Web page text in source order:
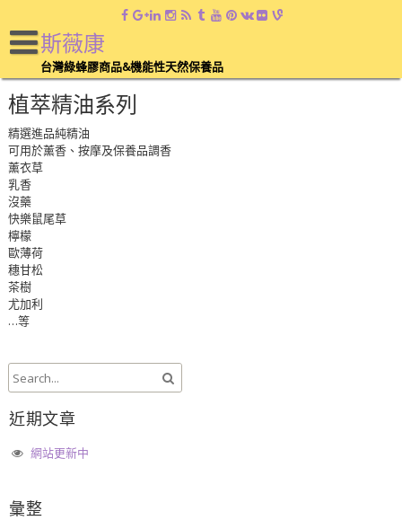
斯薇康
台灣綠蜂膠商品&機能性天然保養品
植萃精油系列
精選進品純精油
可用於薰香、按摩及保養品調香
薰衣草
乳香
沒藥
快樂鼠尾草
檸檬
歐薄荷
穗甘松
茶樹
尤加利
…等
近期文章
網站更新中
彙整